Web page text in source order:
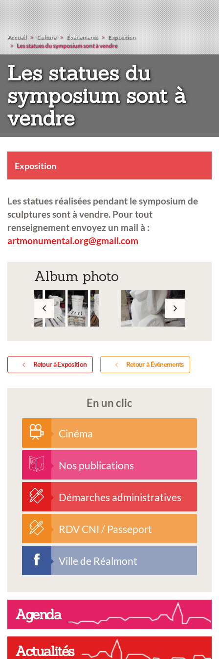
Accueil Culture Événements
Exposition
Les statues du symposium sont à vendre
Les statues du
symposium sont à
vendre
Exposition
Les statues réalisées pendant le symposium de
sculptures sont à vendre. Pour tout
renseignement envoyez un mail à :
artmonumental.org@gmail.com
Album photo
Retour à Exposition Retour à Événements
En un clic
Cinéma
Nos publications
Démarches administratives
RDV CNI / Passeport
Ville de Réalmont
Agenda
Actualités